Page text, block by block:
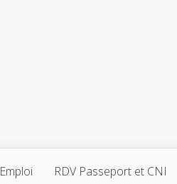
Emploi RDV Passeport et CNI